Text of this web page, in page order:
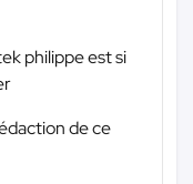
philippe est si
de ce